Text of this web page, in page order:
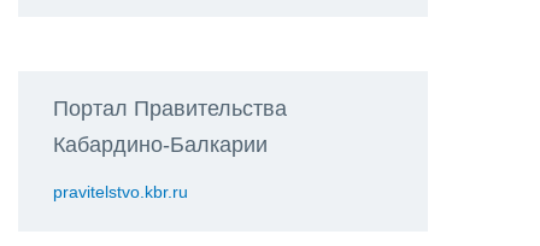
Портал Правительства
Кабардино-Балкарии
pravitelstvo.kbr.ru